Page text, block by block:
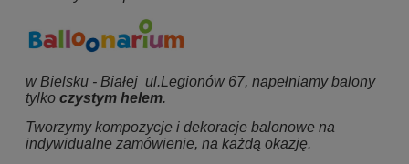
w Bielsku - Białej ul.Legionów 67, napełniamy balony
tylko czystym helem.
Tworzymy kompozycje i dekoracje balonowe na
indywidualne zamówienie, na każdą okazję.